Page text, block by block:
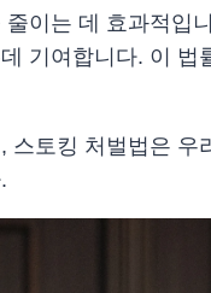
이는 데 효과적입
기여합니다. 이
스토킹 처벌법은